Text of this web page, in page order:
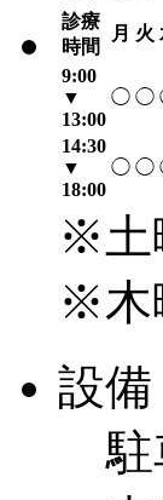
診療
時間
月 火
9:00
▼
13:00
◯ ◯
14:30
▼
18:00
◯ ◯
※土
※木
設備